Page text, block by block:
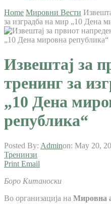
Home Мировни Вести
за изградба на мир „10 Дена
Извештај за
тренинг за
„10 Дена
република“
Posted By: Adminon: May 20,
Тренинзи
Print Email
Боро Китаноски
Во организација на Мировна